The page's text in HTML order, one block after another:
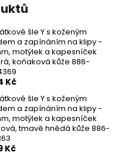
šle Y s koženým
a zapínáním na klipy -
motýlek a kapesníček
koňaková kůže 886-
Kč
šle Y s koženým
a zapínáním na klipy -
motýlek a kapesníček
tmavě hnědá kůže 886-
Kč